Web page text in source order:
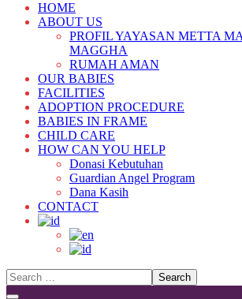
HOME
ABOUT US
PROFIL YAYASAN METTA
MAGGHA
RUMAH AMAN
OUR BABIES
FACILITIES
ADOPTION PROCEDURE
BABIES IN FRAME
CHILD CARE
HOW CAN YOU HELP
Donasi Kebutuhan
Guardian Angel Program
Dana Kasih
CONTACT